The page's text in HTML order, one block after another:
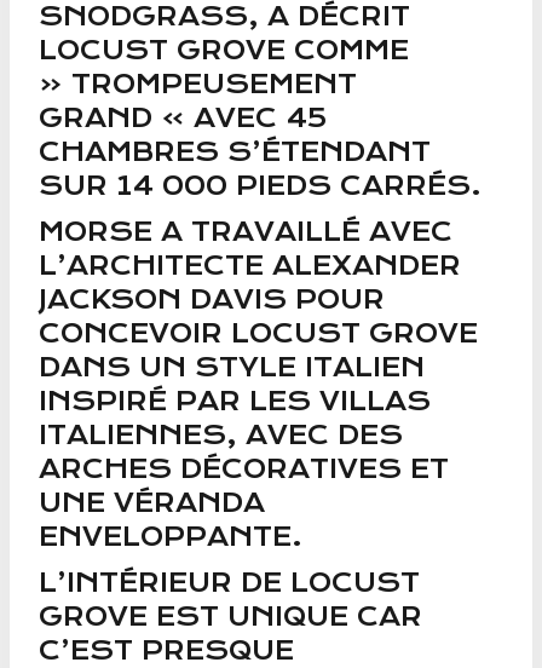
SNODGRASS, A DÉCRIT
LOCUST GROVE COMME
« TROMPEUSEMENT
GRAND » AVEC 45
CHAMBRES S’ÉTENDANT
SUR 14 000 PIEDS CARRÉS.
MORSE A TRAVAILLÉ AVEC
L’ARCHITECTE ALEXANDER
JACKSON DAVIS POUR
CONCEVOIR LOCUST GROVE
DANS UN STYLE ITALIEN
INSPIRÉ PAR LES VILLAS
ITALIENNES, AVEC DES
ARCHES DÉCORATIVES ET
UNE VÉRANDA
ENVELOPPANTE.
L’INTÉRIEUR DE LOCUST
GROVE EST UNIQUE CAR
C’EST PRESQUE